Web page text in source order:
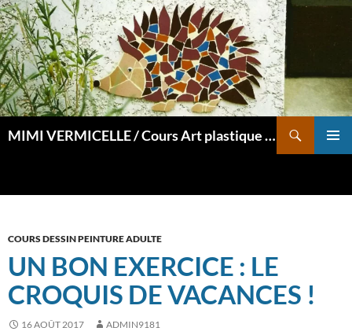
Aller
au
contenu
MIMI VERMICELLE / Cours Art plastique et mosaïque
COURS DESSIN PEINTURE ADULTE
UN BON EXERCICE : LE
CROQUIS DE VACANCES !
16 AOÛT 2017 ADMIN9181